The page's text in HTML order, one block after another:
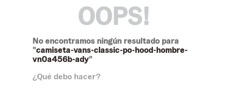
OOPS!
No encontramos ningún resultado para
"camiseta-vans-classic-po-hood-hombre-
vn0a456b-ady"
¿Qué debo hacer?